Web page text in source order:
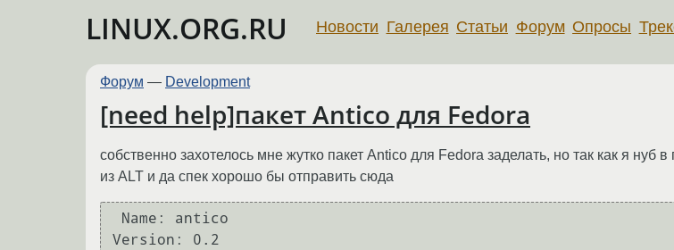
LINUX.ORG.RU Новости Галерея Статьи Форум Опросы
Форум — Development
[need help]пакет Antico для Fedora
собственно захотелось мне жутко пакет Antico для Fedora заделать, но так как я
из ALT и да спек хорошо бы отправить сюда
Version: 0.2